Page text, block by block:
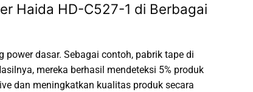
Haida HD-C527-1 di Berbagai
dasar. Sebagai contoh, pabrik tape di
mereka berhasil mendeteksi 5% produk
dan meningkatkan kualitas produk secara